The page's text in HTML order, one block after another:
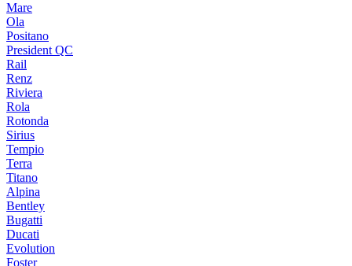
Mare
Ola
Positano
President QC
Rail
Renz
Riviera
Rola
Rotonda
Sirius
Tempio
Terra
Titano
Alpina
Bentley
Bugatti
Ducati
Evolution
Foster